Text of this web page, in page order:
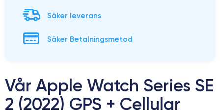
Säker leverans
Säker Betalningsmetod
Vår Apple Watch Series SE
2 (2022) GPS + Cellular